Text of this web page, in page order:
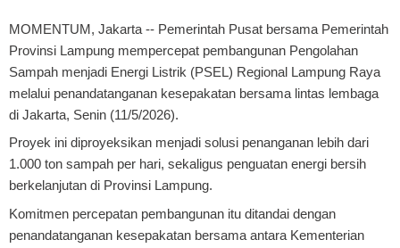
MOMENTUM, Jakarta -- Pemerintah Pusat bersama Pemerintah
Provinsi Lampung mempercepat pembangunan Pengolahan
Sampah menjadi Energi Listrik (PSEL) Regional Lampung Raya
melalui penandatanganan kesepakatan bersama lintas lembaga
di Jakarta, Senin (11/5/2026).
Proyek ini diproyeksikan menjadi solusi penanganan lebih dari
1.000 ton sampah per hari, sekaligus penguatan energi bersih
berkelanjutan di Provinsi Lampung.
Komitmen percepatan pembangunan itu ditandai dengan
penandatanganan kesepakatan bersama antara Kementerian